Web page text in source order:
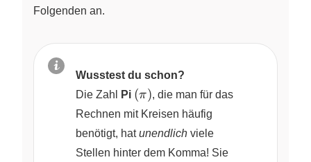
Folgenden an.
Wusstest du schon?
Die Zahl
Pi \left(
\pi
(π), die man für das
Rechnen mit Kreisen häufig
benötigt, hatunendlich viele
Stellen hinter dem Komma! Sie